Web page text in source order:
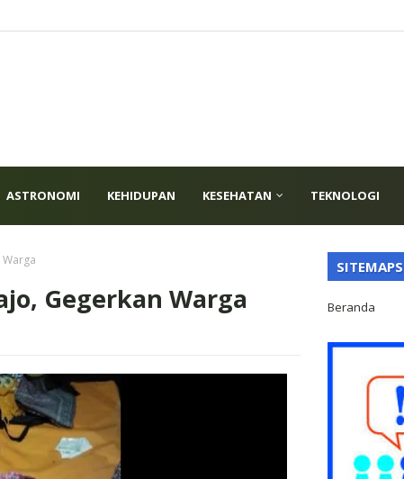
ASTRONOMI KEHIDUPAN KESEHATAN TEKNOLOGI
Gegerkan Warga
SITEMAPS
Beranda